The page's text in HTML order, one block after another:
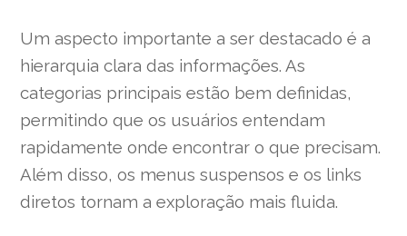
Um aspecto importante a ser destacado é a
hierarquia clara das informações. As
categorias principais estão bem definidas,
permitindo que os usuários entendam
rapidamente onde encontrar o que precisam.
Além disso, os menus suspensos e os links
diretos tornam a exploração mais fluida.